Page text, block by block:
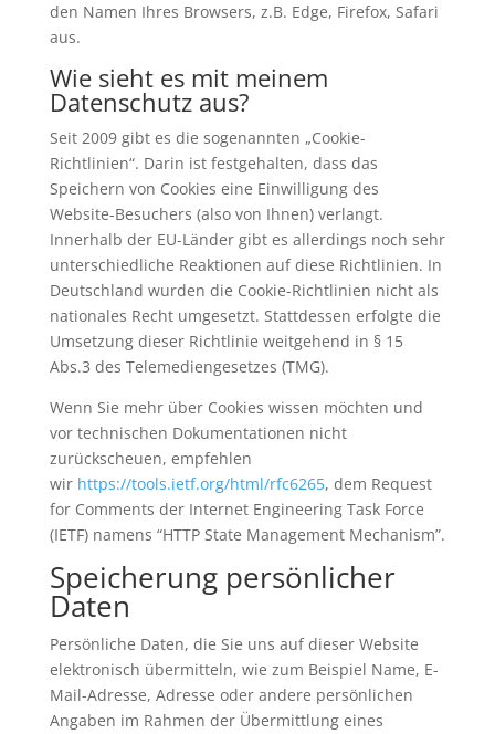
den Namen Ihres Browsers, z.B. Edge, Firefox, Safari
aus.
Wie sieht es mit meinem
Datenschutz aus?
Seit 2009 gibt es die sogenannten „Cookie-
Richtlinien“. Darin ist festgehalten, dass das
Speichern von Cookies eine Einwilligung des
Website-Besuchers (also von Ihnen) verlangt.
Innerhalb der EU-Länder gibt es allerdings noch sehr
unterschiedliche Reaktionen auf diese Richtlinien. In
Deutschland wurden die Cookie-Richtlinien nicht als
nationales Recht umgesetzt. Stattdessen erfolgte die
Umsetzung dieser Richtlinie weitgehend in § 15
Abs.3 des Telemediengesetzes (TMG).
Wenn Sie mehr über Cookies wissen möchten und
vor technischen Dokumentationen nicht
zurückscheuen, empfehlen
wir https://tools.ietf.org/html/rfc6265, dem Request
for Comments der Internet Engineering Task Force
(IETF) namens “HTTP State Management Mechanism”.
Speicherung persönlicher
Daten
Persönliche Daten, die Sie uns auf dieser Website
elektronisch übermitteln, wie zum Beispiel Name, E-
Mail-Adresse, Adresse oder andere persönlichen
Angaben im Rahmen der Übermittlung eines